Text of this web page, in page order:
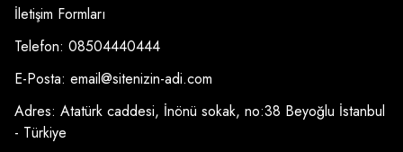
İletişim Formları
Telefon: 08504440444
E-Posta: email@sitenizin-adi.com
Adres: Atatürk caddesi, İnönü sokak, no:38 Beyoğlu İstanbul
- Türkiye